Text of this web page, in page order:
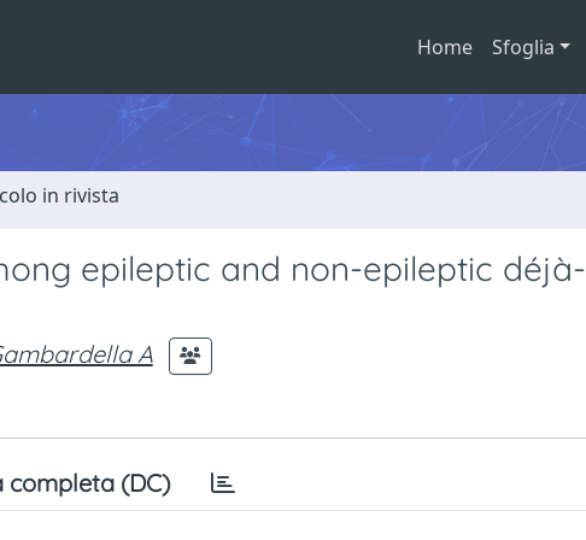
Home Sfoglia
in rivista
epileptic and non-epileptic déjà-
A
completa (DC)